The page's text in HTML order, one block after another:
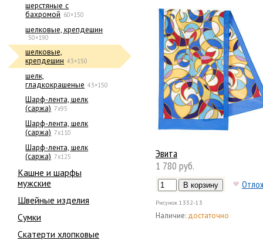
шерстяные с
бахромой 60×150
шелковые, крепдешин
50×190
шелковые,
крепдешин 43×150
шелк,
гладкокрашеные 43×150
Шарф-лента, шелк
(саржа) 7x95
Шарф-лента, шелк
(саржа) 7х110
Шарф-лента, шелк
(саржа) 7х125
Кашне и шарфы
мужские
Швейные изделия
Сумки
Скатерти хлопковые
Эвита
1 780 руб.
Рисунок 1332-13
Наличие: достаточно